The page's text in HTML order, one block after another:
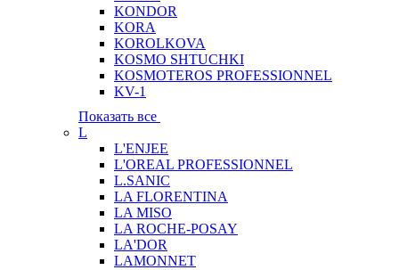
KONDOR
KORA
KOROLKOVA
KOSMO SHTUCHKI
KOSMOTEROS PROFESSIONNEL
KV-1
Показать все
L
L'ENJEE
L'OREAL PROFESSIONNEL
L.SANIC
LA FLORENTINA
LA MISO
LA ROCHE-POSAY
LA'DOR
LAMONNET